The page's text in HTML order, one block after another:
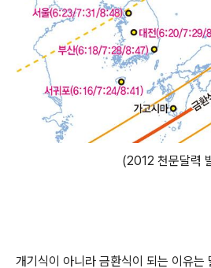
(2012 천문달력
개기식이 아니라 금환식이 되는 이유는